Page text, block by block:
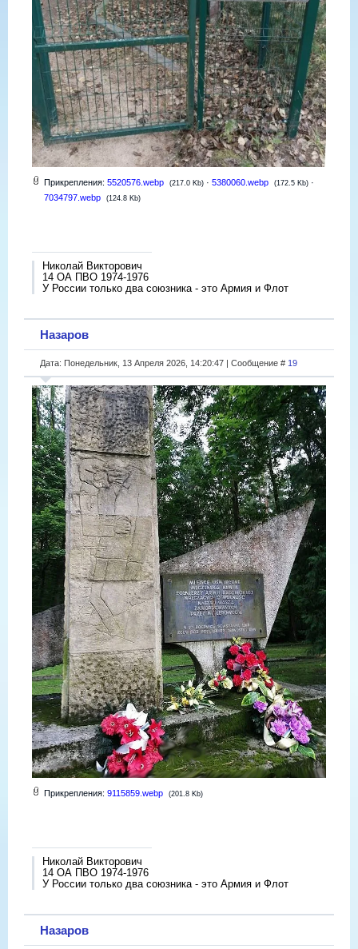
Прикрепления: 5520576.webp (217.0 Kb) · 5380060.webp (172.5 Kb) ·
7034797.webp
(124.8 Kb)
Николай Викторович
14 ОА ПВО 1974-1976
У России только два союзника - это Армия и Флот
Назаров
Дата: Понедельник, 13 Апреля 2026, 14:20:47 | Сообщение # 19
Прикрепления: 9115859.webp (201.8 Kb)
Николай Викторович
14 ОА ПВО 1974-1976
У России только два союзника - это Армия и Флот
Назаров